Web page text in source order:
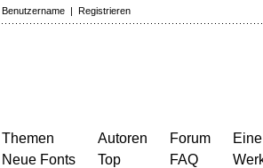
Benutzername | Registrieren
Themen
Neue Fonts
Autoren
Top
Forum
FAQ